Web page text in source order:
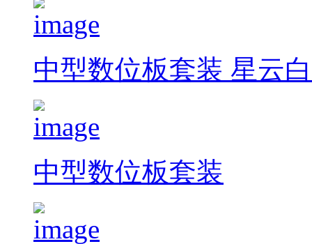
中型数位板套装 星云白
中型数位板套装